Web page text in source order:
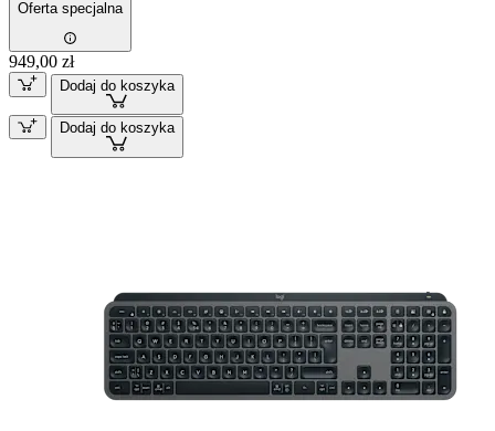
Oferta specjalna
949,00 zł
Dodaj do koszyka
Dodaj do koszyka